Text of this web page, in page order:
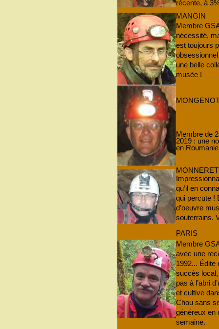
récente, à
MANGIN
Membre
nécessité,
est toujours
une belle
musée !
Membre de
2019 : une
en
MONNERET
qu’il en
qui percute !
d’oeuvre
souterrains.
PARIS
Membre
avec une
1992... Édite
succès local,
pas à l’abri
et cultive
Chou sans
généreux en
semaine.